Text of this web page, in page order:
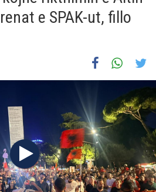
e SPAK-ut, fillo